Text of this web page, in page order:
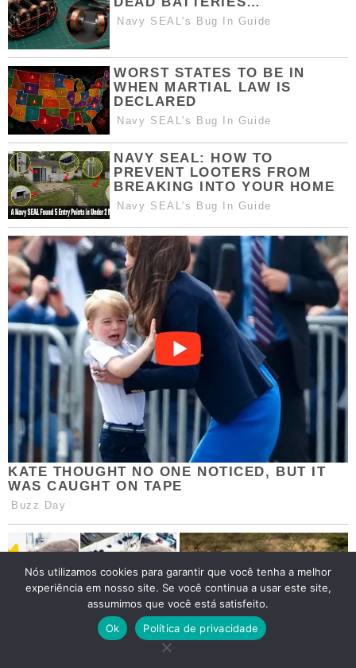
Nós utilizamos cookies para garantir que você tenha a melhor
experiência em nosso site. Se você continua a usar este site,
assumimos que você está satisfeito.
Ok
Política de privacidade